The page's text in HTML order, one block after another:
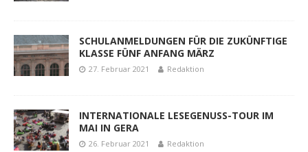
SCHULANMELDUNGEN FÜR DIE ZUKÜNFTIGE
KLASSE FÜNF ANFANG MÄRZ
27. Februar 2021 Redaktion
INTERNATIONALE LESEGENUSS-TOUR IM
MAI IN GERA
26. Februar 2021 Redaktion